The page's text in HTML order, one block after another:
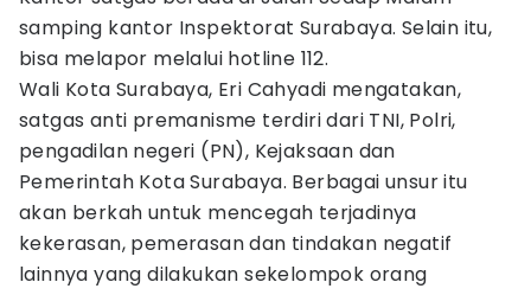
samping kantor Inspektorat Surabaya. Selain itu,
bisa melapor melalui hotline 112.
Wali Kota Surabaya, Eri Cahyadi mengatakan,
satgas anti premanisme terdiri dari TNI, Polri,
pengadilan negeri (PN), Kejaksaan dan
Pemerintah Kota Surabaya. Berbagai unsur itu
akan berkah untuk mencegah terjadinya
kekerasan, pemerasan dan tindakan negatif
lainnya yang dilakukan sekelompok orang